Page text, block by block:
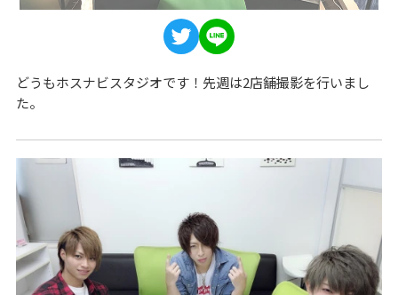
どうもホスナビスタジオです！先週は2店舗撮影を行いまし
た。